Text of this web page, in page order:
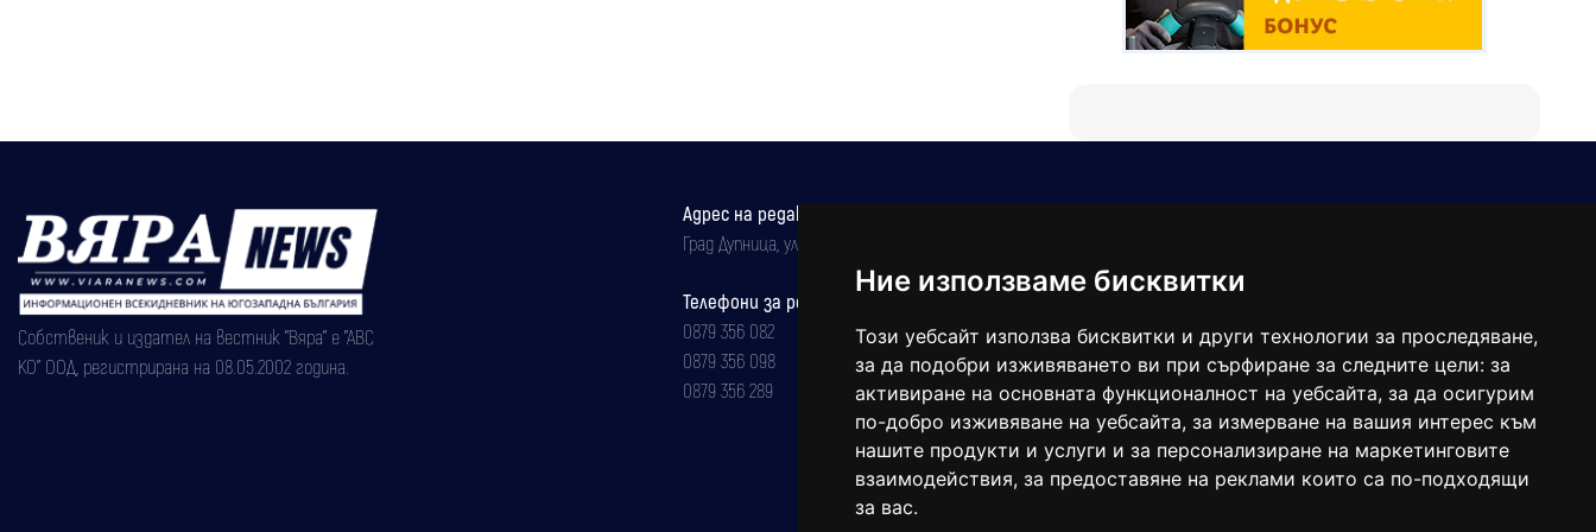
Ние използваме бисквитки
Този уебсайт използва бисквитки и други технологии за проследяване,
за да подобри изживяването ви при сърфиране за следните цели: за
активиране на основната функционалност на уебсайта, за да осигурим
по-добро изживяване на уебсайта, за измерване на вашия интерес към
нашите продукти и услуги и за персонализиране на маркетинговите
взаимодействия, за предоставяне на реклами които са по-подходящи
за вас.
Собственик и издател на вестник "Вяра" е "АВС
КО" ООД, регистрирана на 08.05.2002 година.
Адрес на редакцията
Град Дупница, ул.''Христо Ботев" 43
Телефони за реклама и абонаменти
0879 356 082
0879 356 098
0879 356 289
balgarkanews@gmail.com